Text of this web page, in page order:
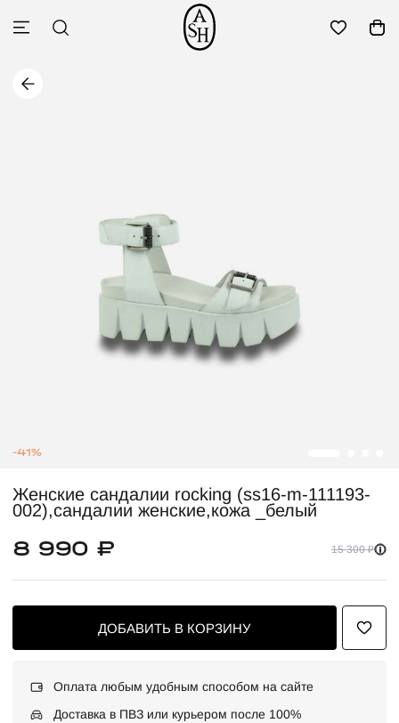
-41%
Женские сандалии rocking (ss16-m-111193-
002),сандалии женские,кожа _белый
8 990 ₽ 15 300 ₽
ДОБАВИТЬ В КОРЗИНУ
Оплата любым удобным способом на сайте
Доставка в ПВЗ или курьером после 100%